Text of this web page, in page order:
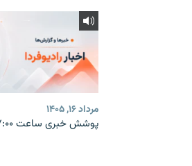
مرداد ۱۶, ۱۴۰۵
پوشش خبری ساعت ۱۷:۰۰